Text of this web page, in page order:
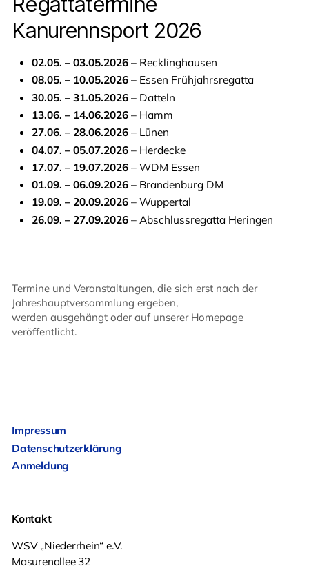
Kanurennsport 2026
02.05. – 03.05.2026– Recklinghausen
08.05. – 10.05.2026– Essen Frühjahrsregatta
30.05. – 31.05.2026– Datteln
13.06. – 14.06.2026– Hamm
27.06. – 28.06.2026– Lünen
04.07. – 05.07.2026– Herdecke
17.07. – 19.07.2026– WDM Essen
01.09. – 06.09.2026– Brandenburg DM
19.09. – 20.09.2026– Wuppertal
26.09. – 27.09.2026– Abschlussregatta Heringen
Termine und Veranstaltungen, die sich erst nach der
Jahreshauptversammlung ergeben,
werden ausgehängt oder auf unserer Homepage
veröffentlicht.
Impressum
Datenschutzerklärung
Anmeldung
Kontakt
WSV „Niederrhein“ e.V.
Masurenallee 32